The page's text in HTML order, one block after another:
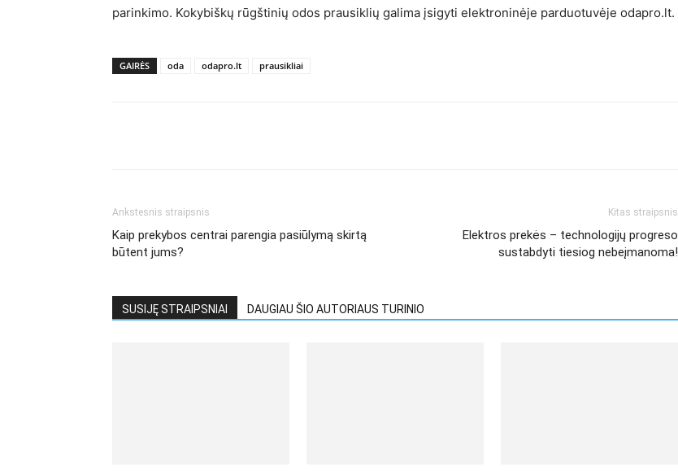
parinkimo. Kokybiškų rūgštinių odos prausiklių galima įsigyti elektroninėje parduotuvėje odapro.lt.
GAIRĖS oda odapro.lt prausikliai
Ankstesnis straipsnis
Kaip prekybos centrai parengia pasiūlymą skirtą
būtent jums?
Kitas straipsnis
Elektros prekės – technologijų progreso
sustabdyti tiesiog nebeįmanoma!
SUSIJĘ STRAIPSNIAI DAUGIAU ŠIO AUTORIAUS TURINIO